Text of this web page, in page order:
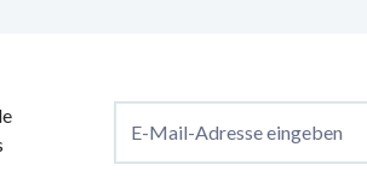
E-Mail-Adresse eingeben